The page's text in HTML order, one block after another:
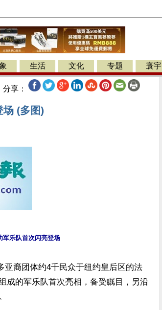
生活 文化 专题 寰宇
享：
场 (多图)
军乐队首次闪亮登场
亚裔团体约4千民众于纽约皇后区的法
成的军乐队首次亮相，备受瞩目，另沿